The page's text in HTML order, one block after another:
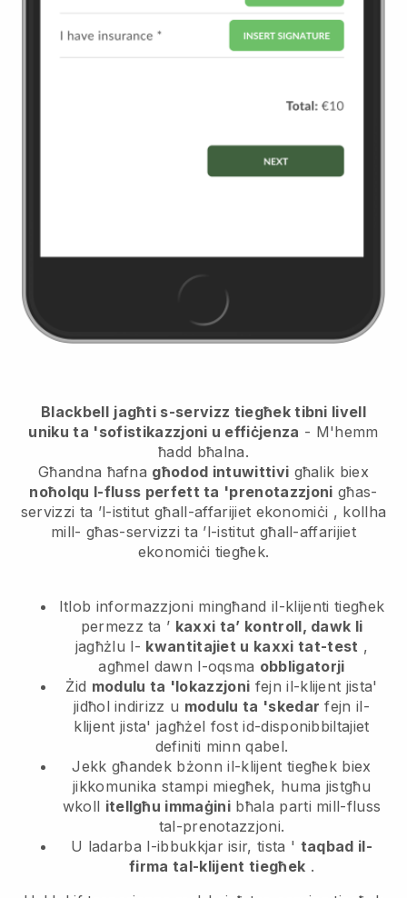
Blackbell jagħti s-servizz tiegħek tibni livell
uniku ta 'sofistikazzjoni u effiċjenza - M'hemm
ħadd bħalna.
Għandna ħafna għodod intuwittivi għalik biex
noħolqu l-fluss perfett ta 'prenotazzjoni għas-
servizzi ta ’l-istitut għall-affarijiet ekonomiċi , kollha
mill- għas-servizzi ta ’l-istitut għall-affarijiet
ekonomiċi tiegħek.
Itlob informazzjoni mingħand il-klijenti tiegħek
permezz ta ’ kaxxi ta’ kontroll, dawk li
jagħżlu l- kwantitajiet u kaxxi tat-test ,
agħmel dawn l-oqsma obbligatorji
Żid modulu ta 'lokazzjoni fejn il-klijent jista'
jidħol indirizz u modulu ta 'skedar fejn il-
klijent jista' jagħżel fost id-disponibbiltajiet
definiti minn qabel.
Jekk għandek bżonn il-klijent tiegħek biex
jikkomunika stampi miegħek, huma jistgħu
wkoll itellgħu immaġini bħala parti mill-fluss
tal-prenotazzjoni.
U ladarba l-ibbukkjar isir, tista ' taqbad il-
firma tal-klijent tiegħek .